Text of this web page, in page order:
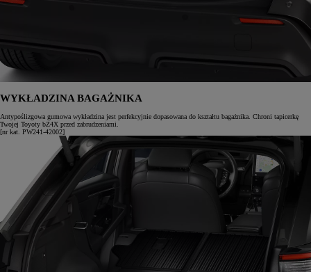
WYKŁADZINA BAGAŻNIKA
Antypoślizgowa gumowa wykładzina jest perfekcyjnie dopasowana do kształtu bagażnika. Chroni tapicerkę
Twojej Toyoty bZ4X przed zabrudzeniami.
[nr kat. PW241-42002]